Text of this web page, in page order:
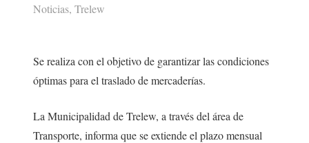
Noticias, Trelew
Se realiza con el objetivo de garantizar las condiciones
óptimas para el traslado de mercaderías.
La Municipalidad de Trelew, a través del área de
Transporte, informa que se extiende el plazo mensual